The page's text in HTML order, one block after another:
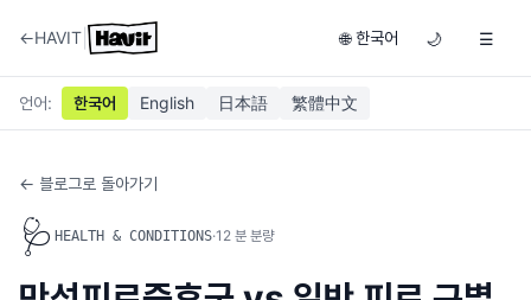
←HAVIT 🌐 한국어 🌙 ☰
언어: 한국어 English 日本語 繁體中文
← 블로그로 돌아가기
🩺 HEALTH & CONDITIONS·12 분 분량